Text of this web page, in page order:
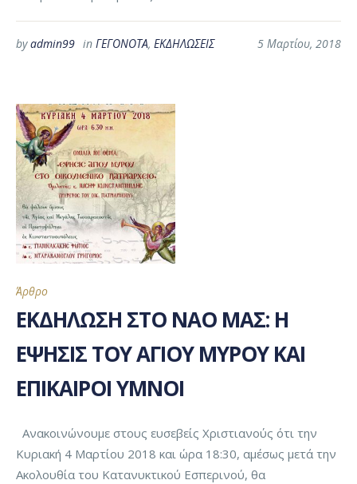
5 Μαρτίου, 2018
byadmin99 in ΓΕΓΟΝΟΤΑ, ΕΚΔΗΛΩΣΕΙΣ
Άρθρο
ΕΚΔΗΛΩΣΗ ΣΤΟ ΝΑΟ ΜΑΣ: Η
ΕΨΗΣΙΣ ΤΟΥ ΑΓΙΟΥ ΜΥΡΟΥ ΚΑΙ
ΕΠΙΚΑΙΡΟΙ ΥΜΝΟΙ
Ανακοινώνουμε στους ευσεβείς Χριστιανούς ότι την
Κυριακή 4 Μαρτίου 2018 και ώρα 18:30, αμέσως μετά την
Ακολουθία του Κατανυκτικού Εσπερινού, θα